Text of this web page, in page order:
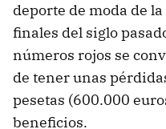
deporte de moda de
finales del siglo
números rojos se
de tener unas
pesetas (600.000
beneficios.